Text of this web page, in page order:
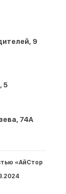
9
5
74A
«АйСтор